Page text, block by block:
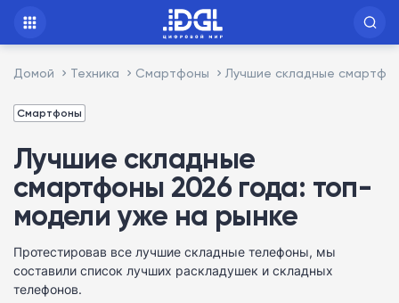
Домой Техника Смартфоны Лучшие складные
Смартфоны
Лучшие складные
смартфоны 2026 года: топ-
модели уже на рынке
Протестировав все лучшие складные телефоны, мы
составили список лучших раскладушек и складных
телефонов.